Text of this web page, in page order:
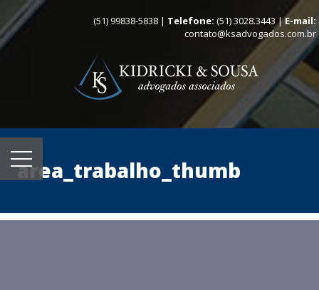
(51) 99838-5838 | Telefone: (51) 3028.3443 |E-mail:
contato@ksadvogados.com.br
area_trabalho_thumb